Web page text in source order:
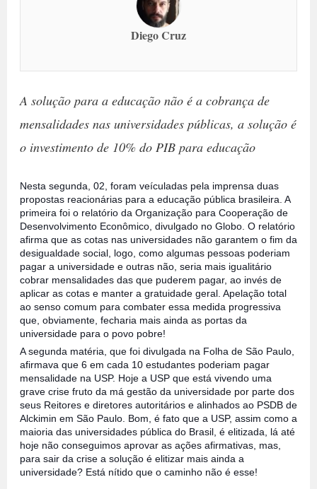
Diego Cruz
A solução para a educação não é a cobrança de
mensalidades nas universidades públicas, a solução é
o investimento de 10% do PIB para educação
Nesta segunda, 02, foram veículadas pela imprensa duas
propostas reacionárias para a educação pública brasileira. A
primeira foi o relatório da Organização para Cooperação de
Desenvolvimento Econômico, divulgado no Globo. O relatório
afirma que as cotas nas universidades não garantem o fim da
desigualdade social, logo, como algumas pessoas poderiam
pagar a universidade e outras não, seria mais igualitário
cobrar mensalidades das que puderem pagar, ao invés de
aplicar as cotas e manter a gratuidade geral. Apelação total
ao senso comum para combater essa medida progressiva
que, obviamente, fecharia mais ainda as portas da
universidade para o povo pobre!
A segunda matéria, que foi divulgada na Folha de São Paulo,
afirmava que 6 em cada 10 estudantes poderiam pagar
mensalidade na USP. Hoje a USP que está vivendo uma
grave crise fruto da má gestão da universidade por parte dos
seus Reitores e diretores autoritários e alinhados ao PSDB de
Alckimin em São Paulo. Bom, é fato que a USP, assim como a
maioria das universidades pública do Brasil, é elitizada, lá até
hoje não conseguimos aprovar as ações afirmativas, mas,
para sair da crise a solução é elitizar mais ainda a
universidade? Está nítido que o caminho não é esse!